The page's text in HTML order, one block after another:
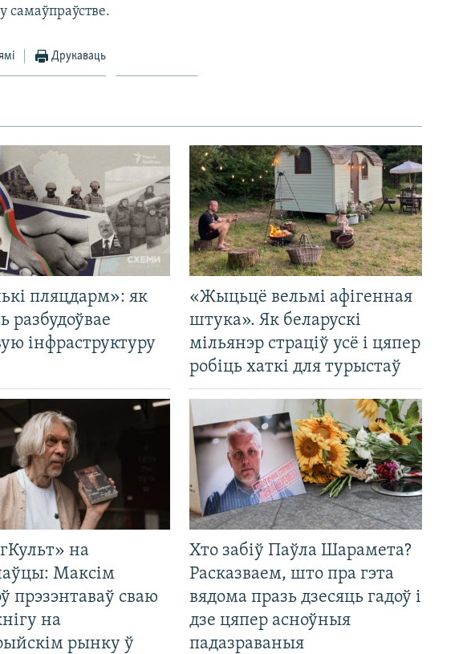
самаўпраўстве.
Друкаваць
пляцдарм»: як
разбудоўвае
інфраструктуру
«Жыцьцё вельмі афігенная
штука». Як беларускі
мільянэр страціў усё і цяпер
робіць хаткі для турыстаў
на
Максім
прэзэнтаваў сваю
на
рынку ў
Хто забіў Паўла Шарамета?
Расказваем, што пра гэта
вядома празь дзесяць гадоў і
дзе цяпер асноўныя
падазраваныя